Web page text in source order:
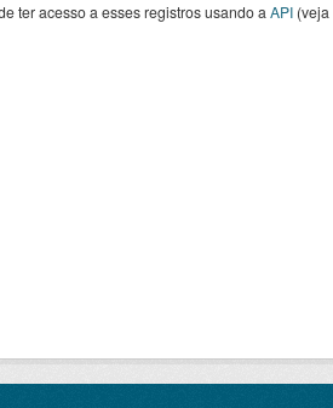
ter acesso a esses registros usando a API(veja